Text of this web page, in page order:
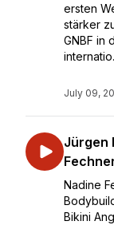
ersten
stärker
GNBF in
July 09,
Jürgen
Nadine
Bikini